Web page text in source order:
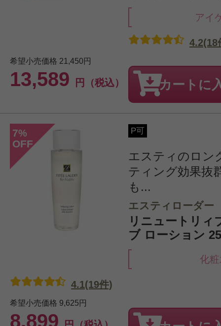
アイ
希望小売価格 21,450円
13,589 円（税込）
4.2(18
カートに
7%
OFF
P可
エスティのロン
ティング効果抜
も...
エスティローダー
リニュートリィ
ブ ローション
化
希望小売価格 9,625円
8,899
4.1(19件)